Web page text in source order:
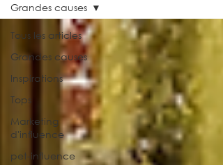
Tous les articles
Grandes causes
Inspirations
Tops
Marketing
d'influence
pet-influence
Grandes causes